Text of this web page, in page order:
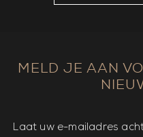
MELD JE AAN
Laat uw e-mailadres